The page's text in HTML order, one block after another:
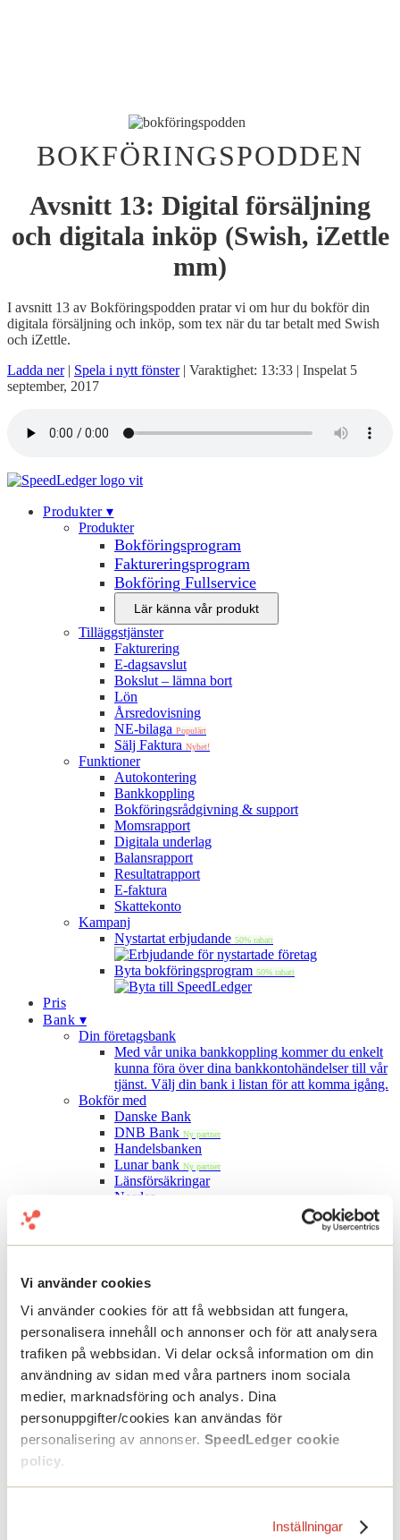
Vi använder cookies
Vi använder cookies för att få webbsidan att fungera,
personalisera innehåll och annonser och för att analysera
trafiken på webbsidan. Vi delar också information om din
användning av sidan med våra partners inom sociala
medier, marknadsföring och analys. Dina
personuppgifter/cookies kan användas för
personalisering av annonser. SpeedLedger cookie
policy
Inställningar
BOKFÖRINGSPODDEN
Avsnitt 13: Digital försäljning
och digitala inköp (Swish, iZettle
mm)
I avsnitt 13 av Bokföringspodden pratar vi om hur du bokför din
digitala försäljning och inköp, som tex när du tar betalt med Swish
och iZettle.
Ladda ner| Spela i nytt fönster| Varaktighet: 13:33 | Inspelat 5
september, 2017
Produkter‍ ▾
Produkter
Bokföringsprogram
Faktureringsprogram
Bokföring Fullservice
Lär känna vår produkt
Tilläggstjänster
Fakturering
E-dagsavslut
Bokslut – lämna bort
Lön
Årsredovisning
NE-bilaga Populärt
Sälj Faktura Nyhet!
Funktioner
Autokontering
Bankkoppling
Bokföringsrådgivning & support
Momsrapport
Digitala underlag
Balansrapport
Resultatrapport
E-faktura
Skattekonto
Kampanj
Nystartat erbjudande 50% rabatt
Byta bokföringsprogram 50% rabatt
Pris
Bank ▾
Din företagsbank
Med vår unika bankkoppling kommer du enkelt
kunna föra över dina bankkontohändelser till vår
tjänst. Välj din bank i listan för att komma igång.
Bokför med
Danske Bank
DNB Bank Ny partner
Handelsbanken
Lunar bank Ny partner
Länsförsäkringar
Nordea
SkandiabankenNy partner
Swedbank & Sparbanken
Kommande banker Pilotfas
Nyfiken
Vill du att vi kontaktar dig?
Intresseanmälan
Kunskap & Inspiration ▾
Nystartad?